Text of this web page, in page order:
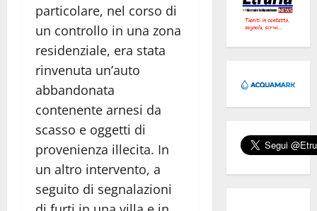
particolare, nel corso di
un controllo in una zona
residenziale, era stata
rinvenuta un’auto
abbandonata
contenente arnesi da
scasso e oggetti di
provenienza illecita. In
un altro intervento, a
seguito di segnalazioni